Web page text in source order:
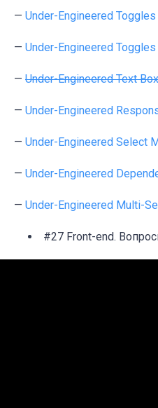
— Under-Engineered Toggles
— Under-Engineered Toggles
— Under-Engineered Text
— Under-Engineered
— Under-Engineered Select
— Under-Engineered
— Under-Engineered Multi-
#27 Front-end.